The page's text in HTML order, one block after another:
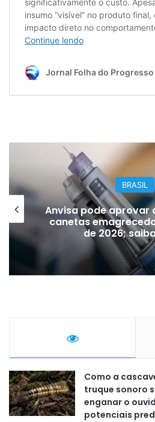
BRASIL
Anvisa pode aprovar
canetas
de 2026;
Como a
truque sonoro
enganar o
potenciais